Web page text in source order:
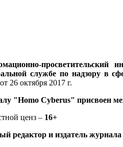
службе по надзору в
от 26 октября 2017 г.
"Homo Cyberus" присвоен
ценз – 16+
редактор и издатель журнала